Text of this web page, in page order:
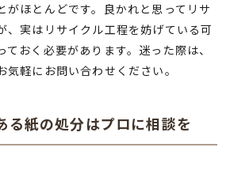
がほとんどです。良かれと思ってリサ
、実はリサイクル工程を妨げている可
おく必要があります。迷った際は、
気軽にお問い合わせください。
る紙の処分はプロに相談を